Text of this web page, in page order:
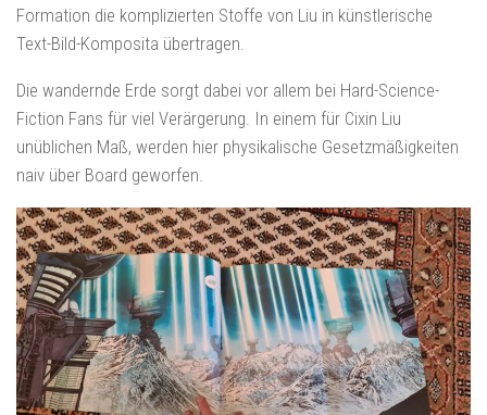
Formation die komplizierten Stoffe von Liu in künstlerische
Text-Bild-Komposita übertragen.
Die wandernde Erde sorgt dabei vor allem bei Hard-Science-
Fiction Fans für viel Verärgerung. In einem für Cixin Liu
unüblichen Maß, werden hier physikalische Gesetzmäßigkeiten
naiv über Board geworfen.